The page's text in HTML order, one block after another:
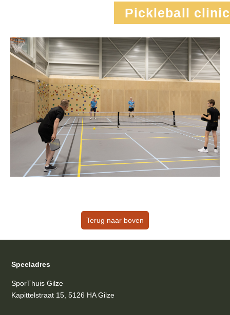
Pickleball clinic
Terug naar boven
Speeladres
SporThuis Gilze
Kapittelstraat 15, 5126 HA Gilze